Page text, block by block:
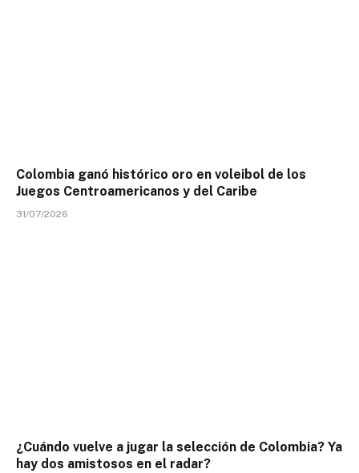
Colombia ganó histórico oro en voleibol de los
Juegos Centroamericanos y del Caribe
31/07/2026
¿Cuándo vuelve a jugar la selección de Colombia? Ya
hay dos amistosos en el radar?